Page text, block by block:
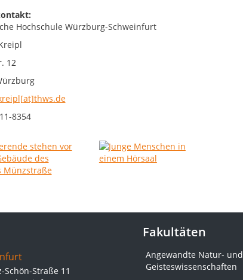
Hochschule Würzburg-Schweinfurt
12
8354
Schön-Straße 11
Fakultäten
Angewandte Natur- und
Geisteswissenschaften